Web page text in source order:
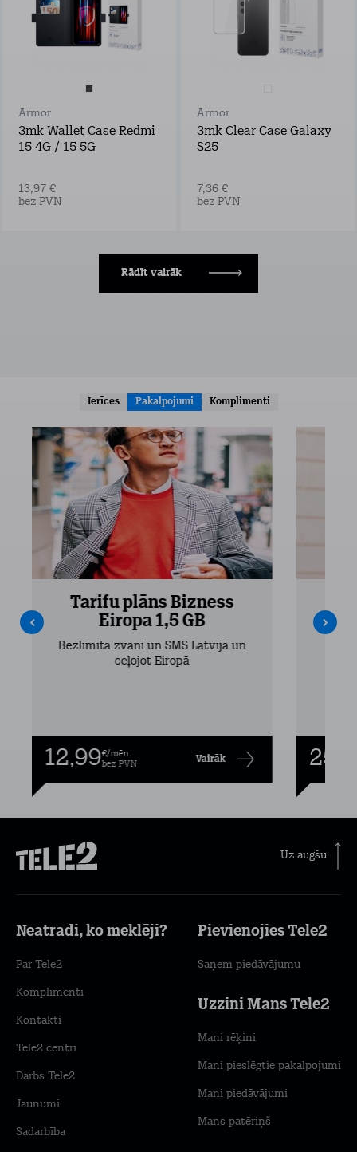
Armor
3mk Wallet Case Redmi
15 4G / 15 5G
13,97 €
bez PVN
Armor
3mk Clear Case Galaxy
S25
7,36 €
bez PVN
Rādīt vairāk
Ierīces Pakalpojumi Komplimenti
Tarifu plāns Bizness
Eiropa 1,5 GB
Bezlimita zvani un SMS Latvijā un
ceļojot Eiropā
12,99€/mēn.
bez PVN
Vairāk
Uz augšu
Neatradi, ko meklēji?
Par Tele2
Komplimenti
Kontakti
Tele2 centri
Darbs Tele2
Jaunumi
Sadarbība
Pievienojies Tele2
Saņem piedāvājumu
Uzzini Mans Tele2
Mani rēķini
Mani pieslēgtie pakalpojumi
Mani piedāvājumi
Mans patēriņš